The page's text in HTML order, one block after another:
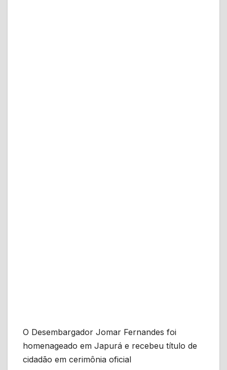
O Desembargador Jomar Fernandes foi
homenageado em Japurá e recebeu título de
cidadão em cerimônia oficial